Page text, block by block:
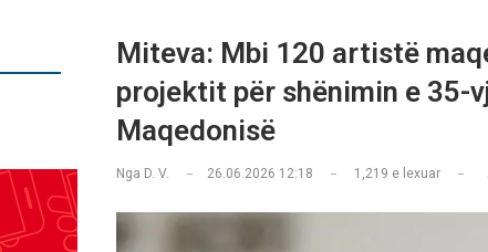
Miteva: Mbi 120 artistë
projektit për shënimin e 35-
Maqedonisë
Nga D. V. 26.06.2026 12:18 1,219 e lexuar